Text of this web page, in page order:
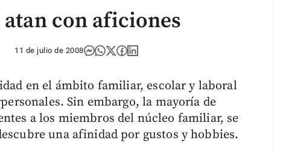
atan con aficiones
11 de julio de 2008
en el ámbito familiar, escolar y laboral
Sin embargo, la mayoría de
a los miembros del núcleo familiar, se
una afinidad por gustos y hobbies.